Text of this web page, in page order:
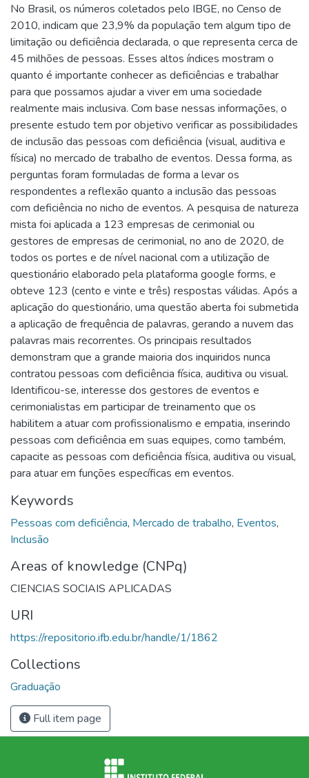
No Brasil, os números coletados pelo IBGE, no Censo de
2010, indicam que 23,9% da população tem algum tipo de
limitação ou deficiência declarada, o que representa cerca de
45 milhões de pessoas. Esses altos índices mostram o
quanto é importante conhecer as deficiências e trabalhar
para que possamos ajudar a viver em uma sociedade
realmente mais inclusiva. Com base nessas informações, o
presente estudo tem por objetivo verificar as possibilidades
de inclusão das pessoas com deficiência (visual, auditiva e
física) no mercado de trabalho de eventos. Dessa forma, as
perguntas foram formuladas de forma a levar os
respondentes a reflexão quanto a inclusão das pessoas
com deficiência no nicho de eventos. A pesquisa de natureza
mista foi aplicada a 123 empresas de cerimonial ou
gestores de empresas de cerimonial, no ano de 2020, de
todos os portes e de nível nacional com a utilização de
questionário elaborado pela plataforma google forms, e
obteve 123 (cento e vinte e três) respostas válidas. Após a
aplicação do questionário, uma questão aberta foi submetida
a aplicação de frequência de palavras, gerando a nuvem das
palavras mais recorrentes. Os principais resultados
demonstram que a grande maioria dos inquiridos nunca
contratou pessoas com deficiência física, auditiva ou visual.
Identificou-se, interesse dos gestores de eventos e
cerimonialistas em participar de treinamento que os
habilitem a atuar com profissionalismo e empatia, inserindo
pessoas com deficiência em suas equipes, como também,
capacite as pessoas com deficiência física, auditiva ou visual,
para atuar em funções específicas em eventos.
Keywords
Pessoas com deficiência, Mercado de trabalho, Eventos,
Inclusão
Areas of knowledge (CNPq)
CIENCIAS SOCIAIS APLICADAS
URI
https://repositorio.ifb.edu.br/handle/1/1862
Collections
Graduação
Full item page